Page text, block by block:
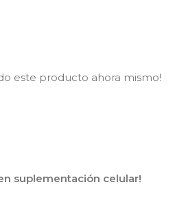
este producto ahora mismo!
suplementación celular!